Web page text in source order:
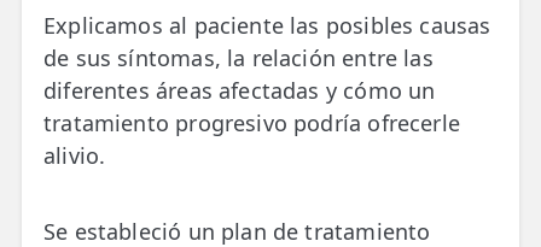
Explicamos al paciente las posibles causas
de sus síntomas, la relación entre las
diferentes áreas afectadas y cómo un
tratamiento progresivo podría ofrecerle
alivio.
Se estableció un plan de tratamiento